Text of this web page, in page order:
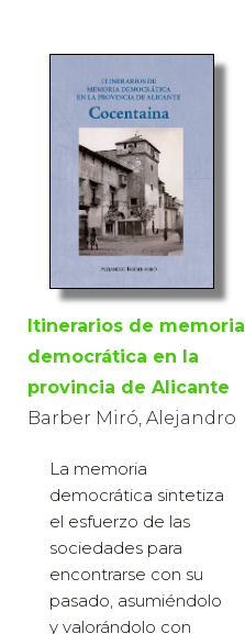
Itinerarios de memoria
democrática en la
provincia de Alicante
Barber Miró, Alejandro
La memoria
democrática sintetiza
el esfuerzo de las
sociedades para
encontrarse con su
pasado, asumiéndolo
y valorándolo con